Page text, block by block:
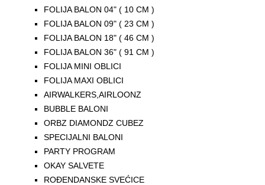
FOLIJA BALON 04" ( 10 CM )
FOLIJA BALON 09" ( 23 CM )
FOLIJA BALON 18" ( 46 CM )
FOLIJA BALON 36" ( 91 CM )
FOLIJA MINI OBLICI
FOLIJA MAXI OBLICI
AIRWALKERS,AIRLOONZ
BUBBLE BALONI
ORBZ DIAMONDZ CUBEZ
SPECIJALNI BALONI
PARTY PROGRAM
OKAY SALVETE
ROĐENDANSKE SVEĆICE